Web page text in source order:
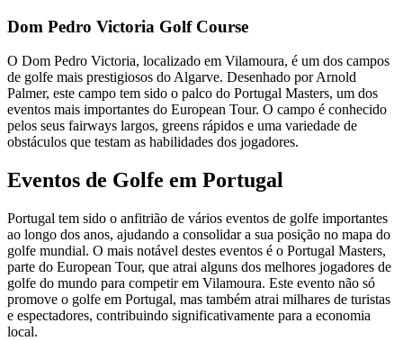
Dom Pedro Victoria Golf Course
O Dom Pedro Victoria, localizado em Vilamoura, é um dos campos
de golfe mais prestigiosos do Algarve. Desenhado por Arnold
Palmer, este campo tem sido o palco do Portugal Masters, um dos
eventos mais importantes do European Tour. O campo é conhecido
pelos seus fairways largos, greens rápidos e uma variedade de
obstáculos que testam as habilidades dos jogadores.
Eventos de Golfe em Portugal
Portugal tem sido o anfitrião de vários eventos de golfe importantes
ao longo dos anos, ajudando a consolidar a sua posição no mapa do
golfe mundial. O mais notável destes eventos é o Portugal Masters,
parte do European Tour, que atrai alguns dos melhores jogadores de
golfe do mundo para competir em Vilamoura. Este evento não só
promove o golfe em Portugal, mas também atrai milhares de turistas
e espectadores, contribuindo significativamente para a economia
local.